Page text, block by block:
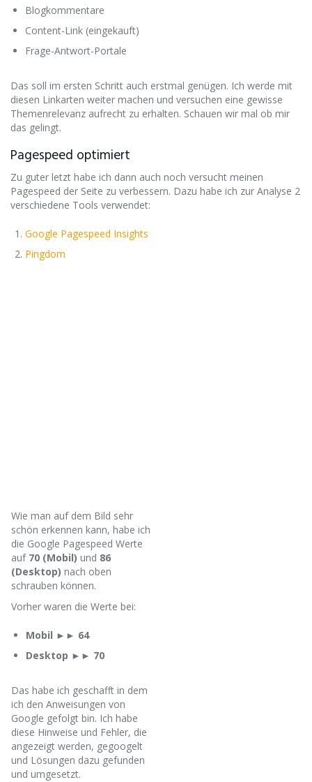
Blogkommentare
Content-Link (eingekauft)​
Frage-Antwort-Portale
Das soll im ersten Schritt auch erstmal genügen. Ich werde mit
diesen Linkarten weiter machen und versuchen eine gewisse
Themenrelevanz aufrecht zu erhalten. Schauen wir mal ob mir
das gelingt.
Pagespeed optimiert​
Zu guter letzt habe ich dann auch noch versucht meinen
Pagespeed der Seite zu verbessern. Dazu habe ich zur Analyse 2
verschiedene Tools verwendet:
Google Pagespeed Insights
Pingdom ​
Wie man auf dem Bild sehr
schön erkennen kann, habe ich
die Google Pagespeed Werte
auf 70 (Mobil) und 86
(Desktop) nach oben
schrauben können.
Vorher waren die Werte bei:
Mobil ►► 64
Desktop ►► 70
Das habe ich geschafft in dem
ich den Anweisungen von
Google gefolgt bin. Ich habe
diese Hinweise und Fehler, die
angezeigt werden, gegoogelt
und Lösungen dazu gefunden
und umgesetzt.